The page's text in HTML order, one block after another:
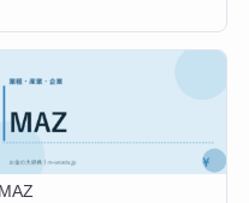
MAZ